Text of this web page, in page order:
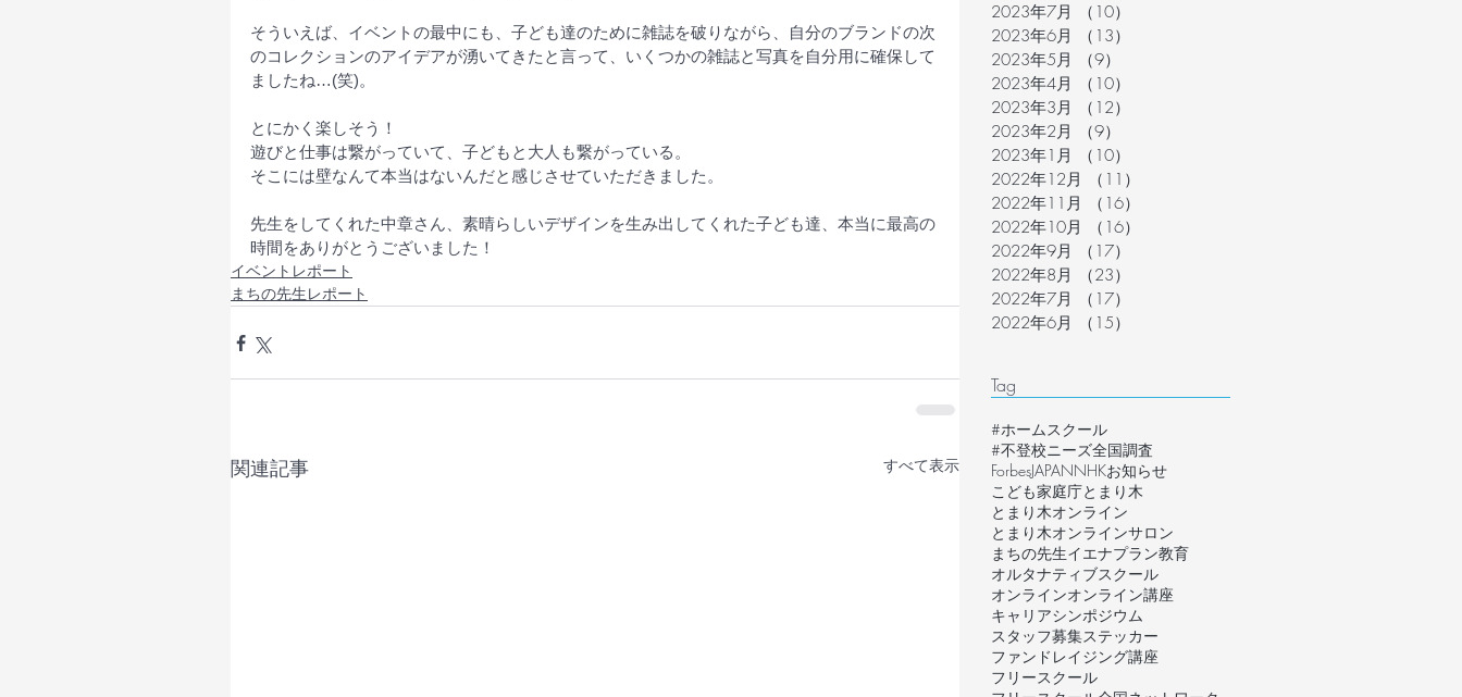
そういえば、イベントの最中にも、子ども達のために雑誌を破りながら、自分のブランドの次
のコレクションのアイデアが湧いてきたと言って、いくつかの雑誌と写真を自分用に確保して
ましたね…(笑)。
とにかく楽しそう！
遊びと仕事は繋がっていて、子どもと大人も繋がっている。
そこには壁なんて本当はないんだと感じさせていただきました。
先生をしてくれた中章さん、素晴らしいデザインを生み出してくれた子ども達、本当に最高の
時間をありがとうございました！
イベントレポート
まちの先生レポート
関連記事 すべて表示
2023年7月
（10）
2023年6月
（13）
2023年5月
（9）
2023年4月
（10）
2023年3月
（12）
2023年2月
（9）
2023年1月
（10）
2022年12月
（11）
2022年11月
（16）
2022年10月
（16）
2022年9月
（17）
2022年8月
（23）
2022年7月
（17）
2022年6月
（15）
Tag
#ホームスクール
#不登校ニーズ全国調査
ForbesJAPANNHKお知らせ
こども家庭庁とまり木
とまり木オンライン
とまり木オンラインサロン
まちの先生イエナプラン教育
オルタナティブスクール
オンラインオンライン講座
キャリアシンポジウム
スタッフ募集ステッカー
ファンドレイジング講座
フリースクール